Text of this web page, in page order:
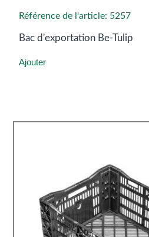
Référence de l'article: 5257
Bac d'exportation Be-Tulip
Ajouter